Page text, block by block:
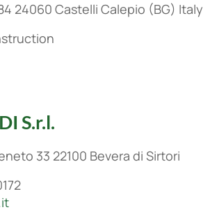
24060 Castelli Calepio (BG) Italy
S.r.l.
33 22100 Bevera di Sirtori